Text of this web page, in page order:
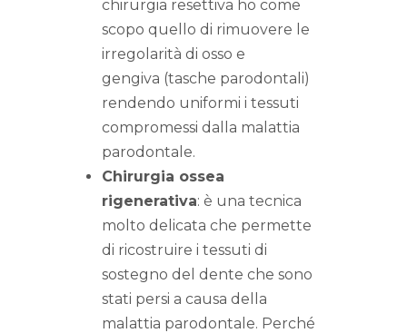
chirurgia resettiva ho come
scopo quello di rimuovere le
irregolarità di osso e
gengiva (tasche parodontali)
rendendo uniformi i tessuti
compromessi dalla malattia
parodontale.
Chirurgia ossea
rigenerativa: è una tecnica
molto delicata che permette
di ricostruire i tessuti di
sostegno del dente che sono
stati persi a causa della
malattia parodontale. Perché